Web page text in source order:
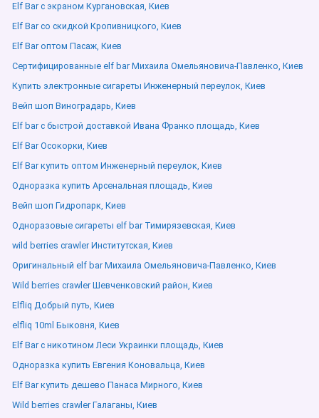
Elf Bar с экраном Кургановская, Киев
Elf Bar со скидкой Кропивницкого, Киев
Elf Bar оптом Пасаж, Киев
Сертифицированные elf bar Михаила Омельяновича-Павленко, Киев
Купить электронные сигареты Инженерный переулок, Киев
Вейп шоп Виноградарь, Киев
Elf bar с быстрой доставкой Ивана Франко площадь, Киев
Elf Bar Осокорки, Киев
Elf Bar купить оптом Инженерный переулок, Киев
Одноразка купить Арсенальная площадь, Киев
Вейп шоп Гидропарк, Киев
Одноразовые сигареты elf bar Тимирязевская, Киев
wild berries crawler Институтская, Киев
Оригинальный elf bar Михаила Омельяновича-Павленко, Киев
Wild berries crawler Шевченковский район, Киев
Elfliq Добрый путь, Киев
elfliq 10ml Быковня, Киев
Elf Bar с никотином Леси Украинки площадь, Киев
Одноразка купить Евгения Коновальца, Киев
Elf Bar купить дешево Панаса Мирного, Киев
Wild berries crawler Галаганы, Киев